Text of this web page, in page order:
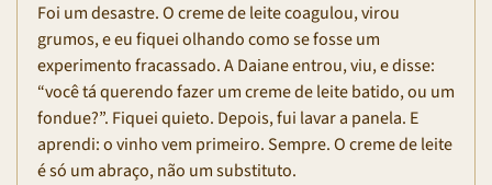
Foi um desastre. O creme de leite coagulou, virou
grumos, e eu fiquei olhando como se fosse um
experimento fracassado. A Daiane entrou, viu, e disse:
“você tá querendo fazer um creme de leite batido, ou um
fondue?”. Fiquei quieto. Depois, fui lavar a panela. E
aprendi: o vinho vem primeiro. Sempre. O creme de leite
é só um abraço, não um substituto.